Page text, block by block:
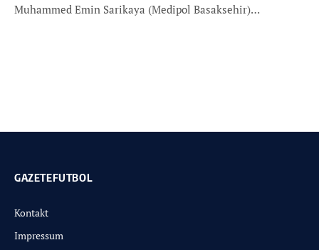
Muhammed Emin Sarikaya (Medipol Basaksehir)…
GAZETEFUTBOL
Kontakt
Impressum